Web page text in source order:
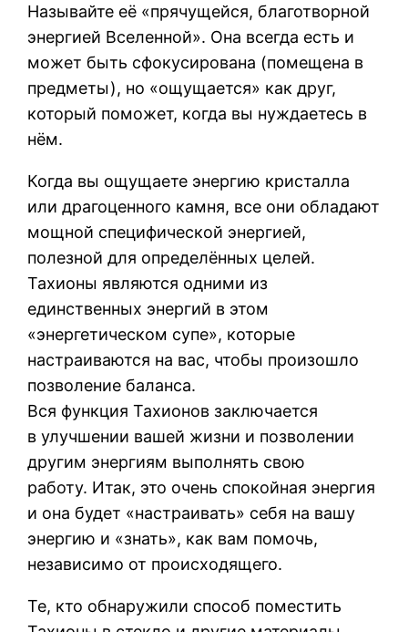
Называйте её «прячущейся, благотворной
энергией Вселенной». Она всегда есть и
может быть сфокусирована (помещена в
предметы), но «ощущается» как друг,
который поможет, когда вы нуждаетесь в
нём.
Когда вы ощущаете энергию кристалла
или драгоценного камня, все они обладают
мощной специфической энергией,
полезной для определённых целей.
Тахионы являются одними из
единственных энергий в этом
«энергетическом супе», которые
настраиваются на вас, чтобы произошло
позволение баланса.
Вся функция Тахионов заключается
в улучшении вашей жизни и позволении
другим энергиям выполнять свою
работу. Итак, это очень спокойная энергия
и она будет «настраивать» себя на вашу
энергию и «знать», как вам помочь,
независимо от происходящего.
Те, кто обнаружили способ поместить